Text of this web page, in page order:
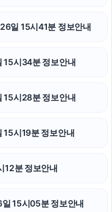
대구이혼전문변호사
소액결제상품권
금천하수구막힘
용인음주운전변호사
일 15시41분 정보안내
시34분 정보안내
시28분 정보안내
시19분 정보안내
12분 정보안내
15시05분 정보안내